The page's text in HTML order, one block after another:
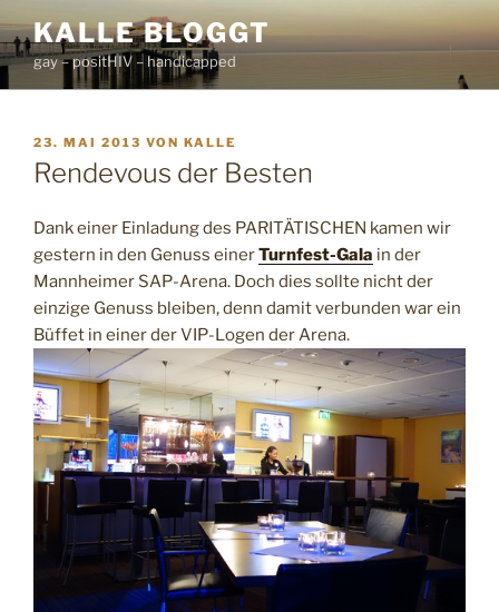
Inhalt
springen
KALLE BLOGGT
gay – positHIV – handicapped
VERÖFFENTLICHT
AM
23. MAI 2013 VON KALLE
Rendevous der Besten
Dank einer Einladung des PARITÄTISCHEN kamen wir
gestern in den Genuss einerTurnfest-Gala in der
Mannheimer SAP-Arena. Doch dies sollte nicht der
einzige Genuss bleiben, denn damit verbunden war ein
Büffet in einer der VIP-Logen der Arena.